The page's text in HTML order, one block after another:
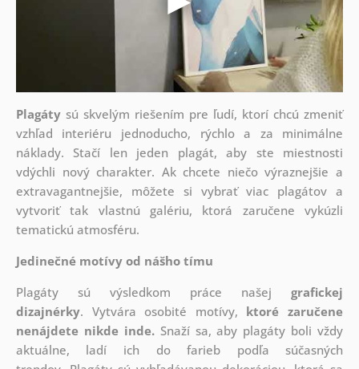
Plagátysú skvelým riešením pre ľudí, ktorí chcú zmeniť
vzhľad interiéru jednoducho, rýchlo a za minimálne
náklady. Stačí len jeden plagát, aby ste miestnosti
vdýchli nový charakter. Ak chcete niečo výraznejšie a
extravagantnejšie, môžete si vybrať viac plagátov a
vytvoriť tak vlastnú galériu, ktorá zaručene vykúzli
tematickú atmosféru.
Jedinečné motívy od nášho tímu
Plagáty sú výsledkom práce našejgrafickej
dizajnérky. Vytvára osobité motívy, ktoré zaručene
nenájdete nikde inde.Snaží sa, aby plagáty boli vždy
aktuálne, ladí ich do farieb podľa súčasných